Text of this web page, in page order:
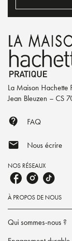
La Maison Hachette
Jean Bleuzen – CS
contact_support FAQ
mail Nous écrire
NOS RÉSEAUX
À PROPOS DE NOUS
Qui sommes-nous ?